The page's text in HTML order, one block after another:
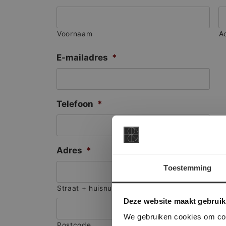
Toestemming
Deze website maakt
We gebruiken cookies om
Voornaam
E-mailadres *
Telefoon *
Adres *
Straat + huisnummer
Deze
onze